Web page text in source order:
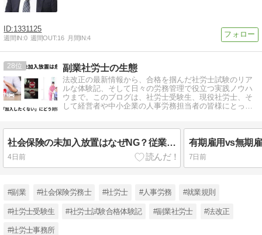
1331125
週間IN:0 週間OUT:16 月間IN:4
28 副業社労士の生態
法改正の最新情報から、合格を掴んだ社労士試験のリア
ルな体験記、そして日々の労務管理で役立つ実践ノウハ
ウまで。このブログは、社労士受験生、現役社労士、そ
して経営者や中小企業の人事労務担当者の皆様にとっ
社会保険の未加入放置はなぜNG？従業員の「入りたくない」にどう対応すべきか
4日前 7日前
#副業 #社会保険労務士 #社労士 #人事労務 #就業規則
#社労士受験生 #社労士試験合格体験記 #副業社労士 #法改正
#社労士事務所